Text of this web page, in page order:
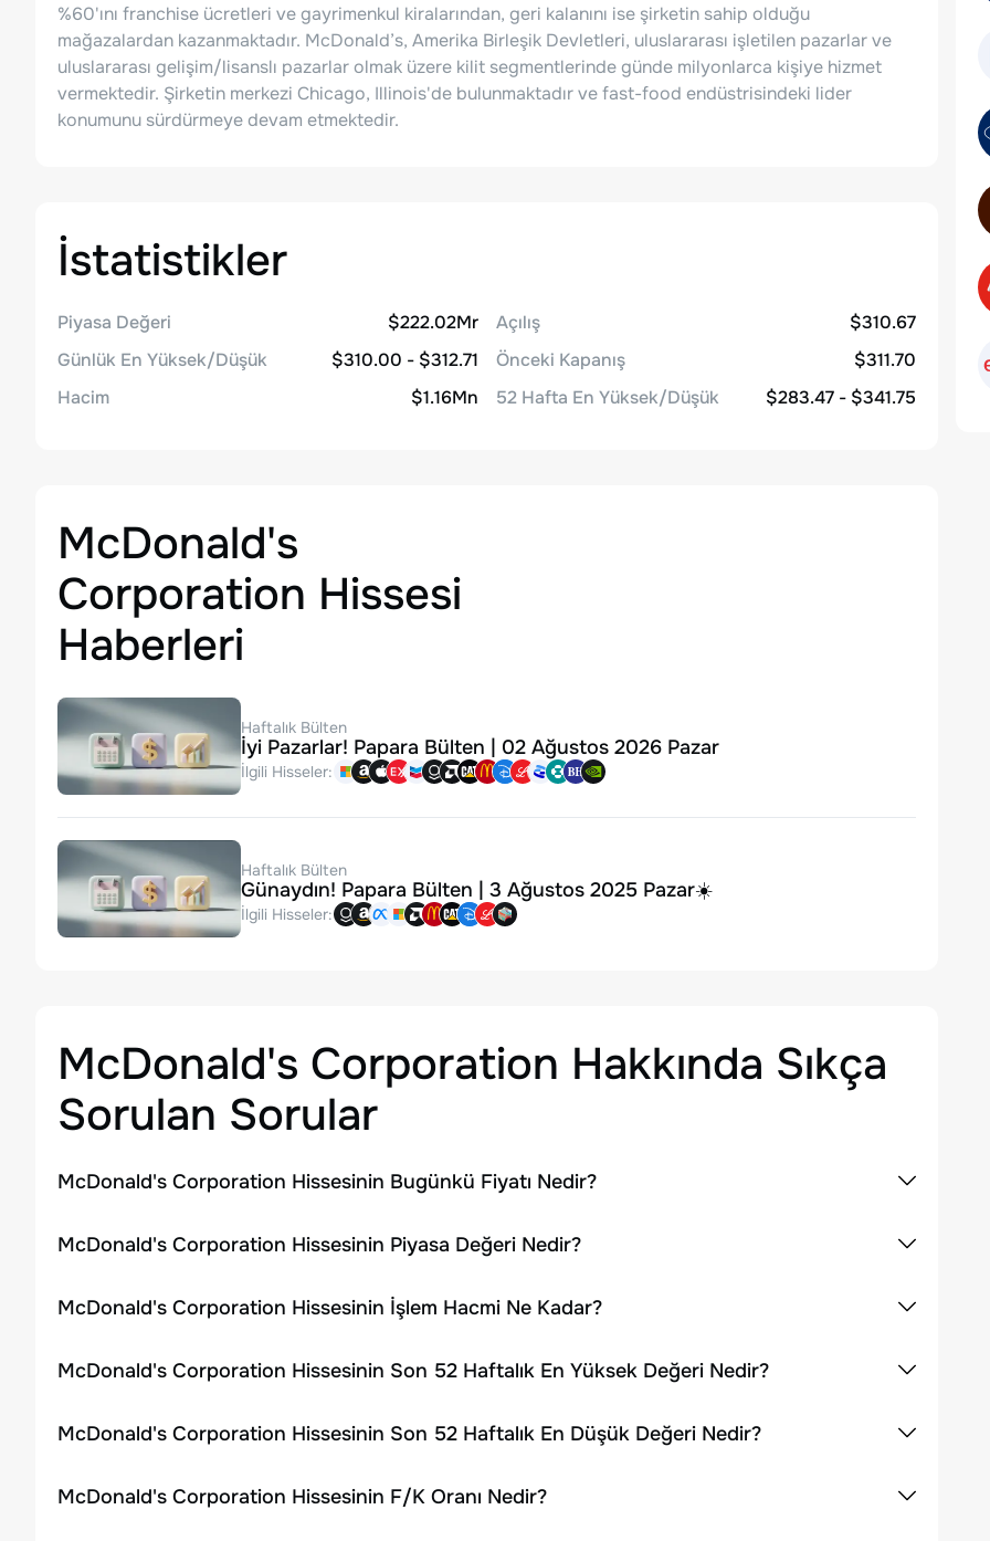
%60'ını franchise ücretleri ve gayrimenkul kiralarından, geri kalanını ise şirketin sahip olduğu
mağazalardan kazanmaktadır. McDonald’s, Amerika Birleşik Devletleri, uluslararası işletilen pazarlar ve
uluslararası gelişim/lisanslı pazarlar olmak üzere kilit segmentlerinde günde milyonlarca kişiye hizmet
vermektedir. Şirketin merkezi Chicago, Illinois'de bulunmaktadır ve fast-food endüstrisindeki lider
konumunu sürdürmeye devam etmektedir.
İstatistikler
Piyasa Değeri
$222.02Mr
Günlük En Yüksek/Düşük
$310.00 - $312.71
Hacim
$1.16Mn
Açılış
$310.67
Önceki Kapanış
$311.70
52 Hafta En Yüksek/Düşük
$283.47 - $341.75
McDonald's
Corporation Hissesi
Haberleri
Haftalık Bülten
İyi Pazarlar! Papara Bülten | 02 Ağustos 2026 Pazar
İlgili Hisseler:
Haftalık Bülten
Günaydın! Papara Bülten | 3 Ağustos 2025 Pazar☀️
İlgili Hisseler:
McDonald's Corporation Hakkında Sıkça
Sorulan Sorular
McDonald's Corporation Hissesinin Bugünkü Fiyatı Nedir?
McDonald's Corporation Hissesinin Piyasa Değeri Nedir?
McDonald's Corporation Hissesinin İşlem Hacmi Ne Kadar?
McDonald's Corporation Hissesinin Son 52 Haftalık En Yüksek Değeri Nedir?
McDonald's Corporation Hissesinin Son 52 Haftalık En Düşük Değeri Nedir?
McDonald's Corporation Hissesinin F/K Oranı Nedir?